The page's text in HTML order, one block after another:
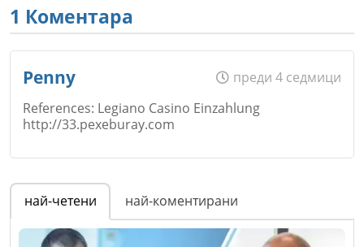
1 Коментара
Penny
преди 4 седмици
References: Legiano Casino Einzahlung
http://33.pexeburay.com
Име*
най-четени най-коментирани